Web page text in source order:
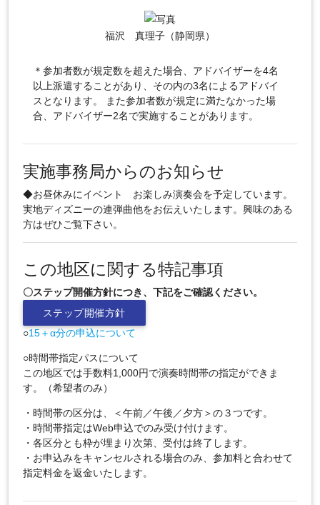
福沢 真理子（静岡県）
＊参加者数が規定数を超えた場合、アドバイザーを4名
以上派遣することがあり、その内の3名によるアドバイ
スとなります。 また参加者数が規定に満たなかった場
合、アドバイザー2名で実施することがあります。
実施事務局からのお知らせ
◆お昼休みにイベント お楽しみ演奏会を予定しています。
実地ディズニーの連弾曲他をお伝えいたします。興味のある
方はぜひご覧下さい。
この地区に関する特記事項
〇ステップ開催方針につき、下記をご確認ください。
ステップ開催方針
○15＋α分の申込について
○時間帯指定パスについて
この地区では手数料1,000円で演奏時間帯の指定ができま
す。（希望者のみ）
・時間帯の区分は、＜午前／午後／夕方＞の３つです。
・時間帯指定はWeb申込でのみ受け付けます。
・各区分とも枠が埋まり次第、受付は終了します。
・お申込みをキャンセルされる場合のみ、参加料と合わせて
指定料金を返金いたします。